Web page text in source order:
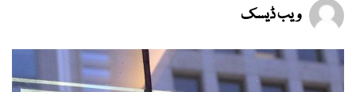
ویب ڈیسک